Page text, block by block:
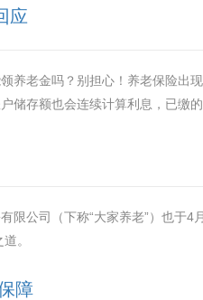
应
养老金吗？别担心！养老保险出
储存额也会连续计算利息，已缴的
公司（下称“大家养老”）也于4
。
障